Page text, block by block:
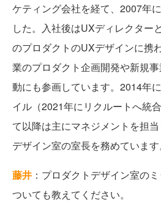
ケティング会社を経て、2007年
した。入社後はUXディレクター
のプロダクトのUXデザインに携
業のプロダクト企画開発や新規
動にも参画しています。2014年
イル（2021年にリクルートへ統
て以降は主にマネジメントを担
デザイン室の室長を務めています
藤井 ：プロダクトデザイン室の
ついても教えてください。